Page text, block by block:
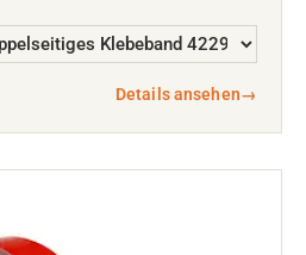
Details ansehen→